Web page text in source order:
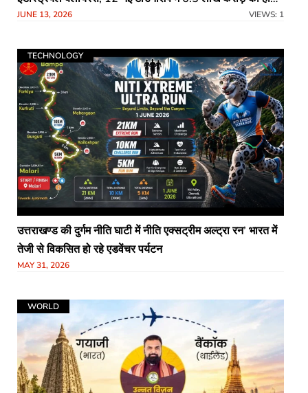
निवेश
JUNE 13, 2026 VIEWS: 1
TECHNOLOGY
उत्तराखण्ड की दुर्गम नीति घाटी में नीति एक्सट्रीम अल्ट्रा रन’ भारत में
तेजी से विकसित हो रहे एडवेंचर पर्यटन
MAY 31, 2026
WORLD